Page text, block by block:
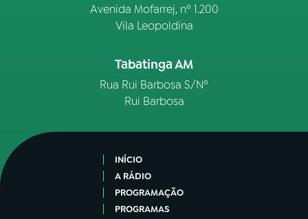
Avenida Mofarrej, nº 1.200
Vila Leopoldina
Tabatinga AM
Rua Rui Barbosa S/Nº
Rui Barbosa
INÍCIO
A RÁDIO
PROGRAMAÇÃO
PROGRAMAS